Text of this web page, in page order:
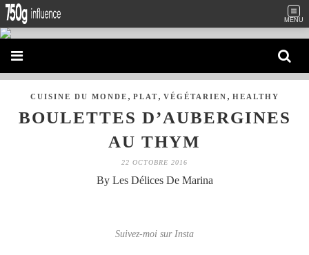
MENU
CUISINE DU MONDE , PLAT, VÉGÉTARIEN , HEALTHY
BOULETTES D’AUBERGINES
AU THYM
22 OCTOBRE 2016
By Les Délices De Marina
Suivez-moi sur Insta